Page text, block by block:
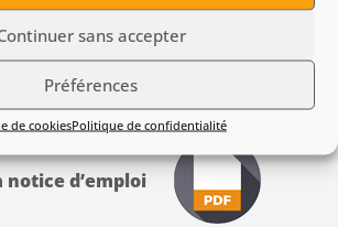
sans accepter
Préférences
de cookiesPolitique de confidentialité
notice d’emploi